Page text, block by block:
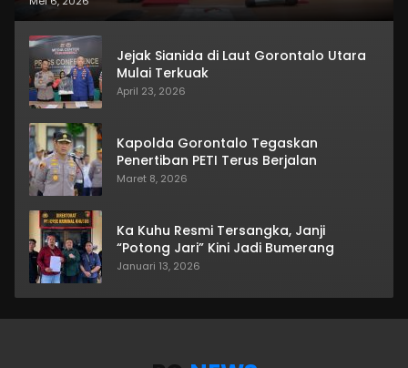
Jejak Sianida di Laut Gorontalo Utara
Mulai Terkuak
April 23, 2026
Kapolda Gorontalo Tegaskan
Penertiban PETI Terus Berjalan
Maret 8, 2026
Ka Kuhu Resmi Tersangka, Janji
“Potong Jari” Kini Jadi Bumerang
Januari 13, 2026